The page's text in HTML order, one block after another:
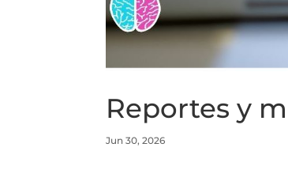
Reportes y
Jun 30, 2026